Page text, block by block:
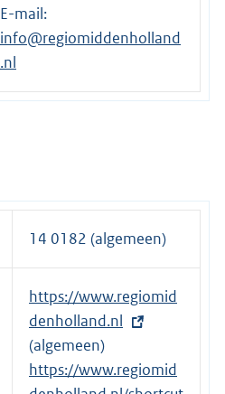
n
l
E-mail:
info@regiomiddenholland
.nl
14 0182 (algemeen)
E
x
t
e
https://www.regiomid
denholland.nl
(algemeen)
E
https://www.regiomid